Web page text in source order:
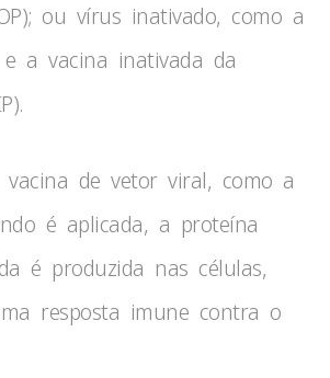
ou vírus inativado, como a
a vacina inativada da
de vetor viral, como a
é aplicada, a proteína
é produzida nas células,
resposta imune contra o